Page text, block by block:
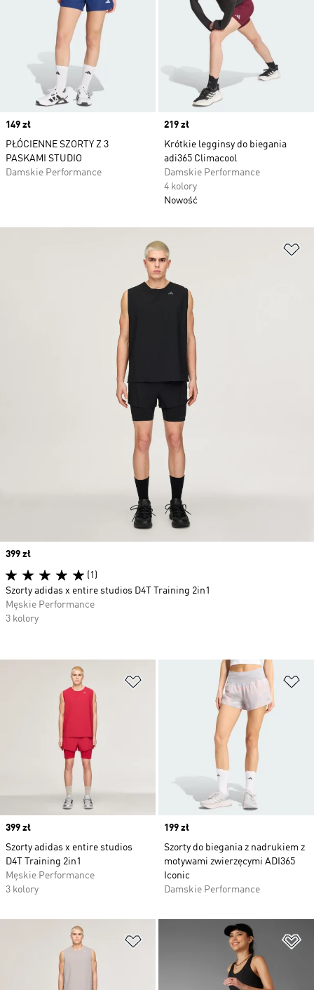
Price
149 zł
PŁÓCIENNE SZORTY Z 3
PASKAMI STUDIO
Damskie Performance
Price
219 zł
Krótkie legginsy do biegania
adi365 Climacool
Damskie Performance
4 kolory
Nowość
Dodaj do listy życzeń
Price
399 zł
Szorty adidas x entire studios
D4T Training 2in1
Męskie Performance
3 kolory
Price
199 zł
Szorty do biegania z nadrukiem z
motywami zwierzęcymi ADI365
Iconic
Damskie Performance
Dodaj do listy życzeń
Price
399 zł
(1)
Szorty adidas x entire studios D4T Training 2in1
Męskie Performance
3 kolory